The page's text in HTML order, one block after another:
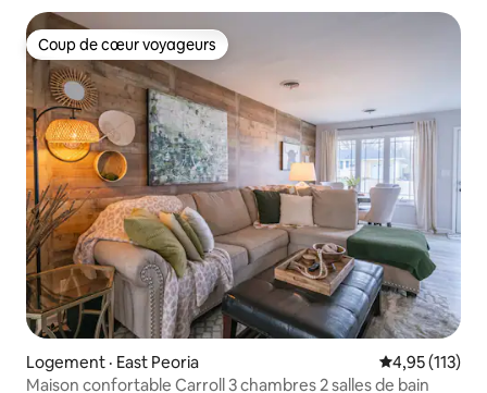
Coup de cœur voyageurs
Coup de cœur voyageurs
Logement · East Peoria Note
4,95 (113)
Maison confortable Carroll 3 chambres 2 salles de bain